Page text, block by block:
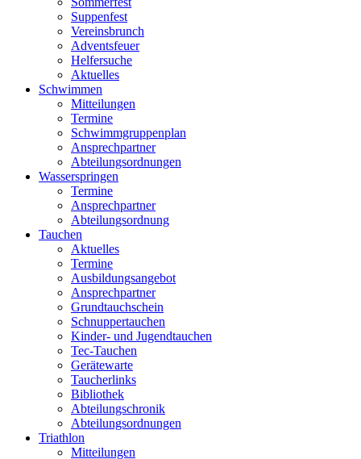
Suppenfest
Vereinsbrunch
Adventsfeuer
Helfersuche
Aktuelles
Schwimmen
Mitteilungen
Termine
Schwimmgruppenplan
Ansprechpartner
Abteilungsordnungen
Wasserspringen
Termine
Ansprechpartner
Abteilungsordnung
Tauchen
Aktuelles
Termine
Ausbildungsangebot
Ansprechpartner
Grundtauchschein
Schnuppertauchen
Kinder- und Jugendtauchen
Tec-Tauchen
Gerätewarte
Taucherlinks
Bibliothek
Abteilungschronik
Abteilungsordnungen
Triathlon
Mitteilungen